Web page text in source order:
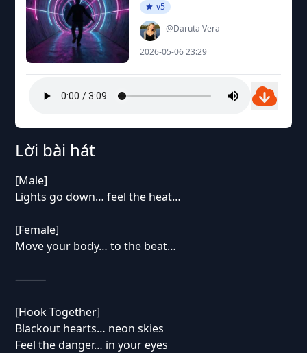
v5
@Daruta Vera
2026-05-06 23:29
Lời bài hát
[Male]
Lights go down… feel the heat…
[Female]
Move your body… to the beat…
⸻
[Hook Together]
Blackout hearts… neon skies
Feel the danger… in your eyes